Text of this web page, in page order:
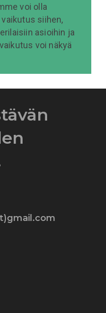
voi olla
siihen,
asioihin ja
voi näkyä